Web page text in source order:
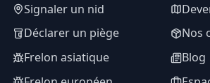
Signaler un nid
Déclarer un piège
Frelon asiatique
Nos
Blog